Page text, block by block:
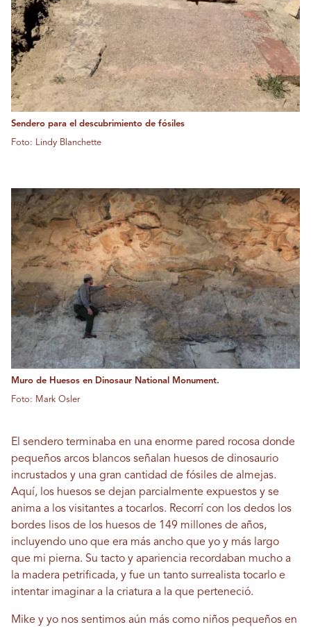
Sendero para el descubrimiento de fósiles
Foto: Lindy Blanchette
Muro de Huesos en Dinosaur National Monument.
Foto: Mark Osler
El sendero terminaba en una enorme pared rocosa donde
pequeños arcos blancos señalan huesos de dinosaurio
incrustados y una gran cantidad de fósiles de almejas.
Aquí, los huesos se dejan parcialmente expuestos y se
anima a los visitantes a tocarlos. Recorrí con los dedos los
bordes lisos de los huesos de 149 millones de años,
incluyendo uno que era más ancho que yo y más largo
que mi pierna. Su tacto y apariencia recordaban mucho a
la madera petrificada, y fue un tanto surrealista tocarlo e
intentar imaginar a la criatura a la que perteneció.
Mike y yo nos sentimos aún más como niños pequeños en